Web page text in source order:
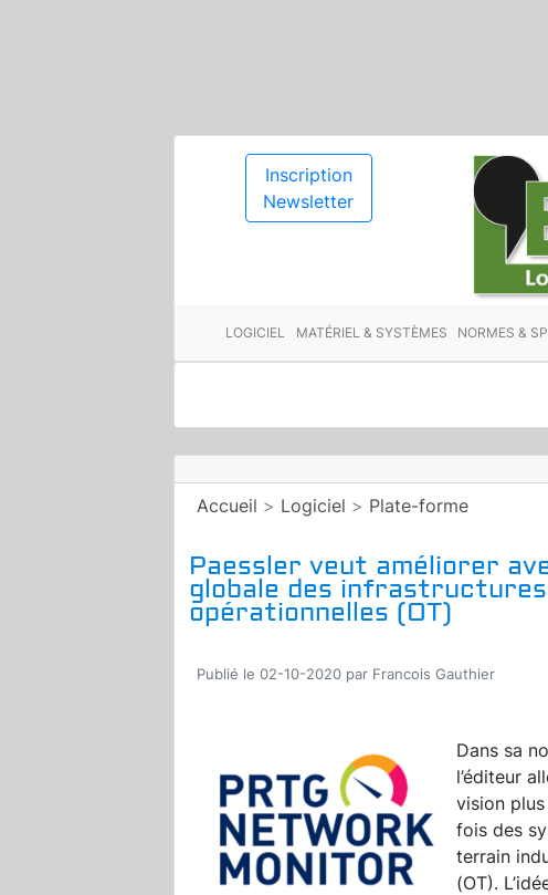
Inscription
Newsletter
LOGICIEL MATÉRIEL & SYSTÈMES NORMES &
Accueil > Logiciel > Plate-forme
Paessler veut améliorer
globale des
opérationnelles (OT)
Publié le 02-10-2020 par Francois Gauthier
Dans sa
l’éditeur
vision
fois des
terrain
(OT).